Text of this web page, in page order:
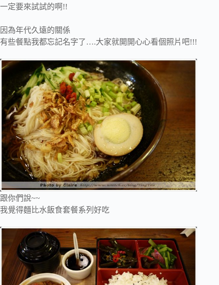
一定要來試試的啊!!
因為年代久遠的關係
有些餐點我都忘記名字了….大家就開開心心看個照片吧!!!
跟你們說~~
我覺得麵比水飯食套餐系列好吃